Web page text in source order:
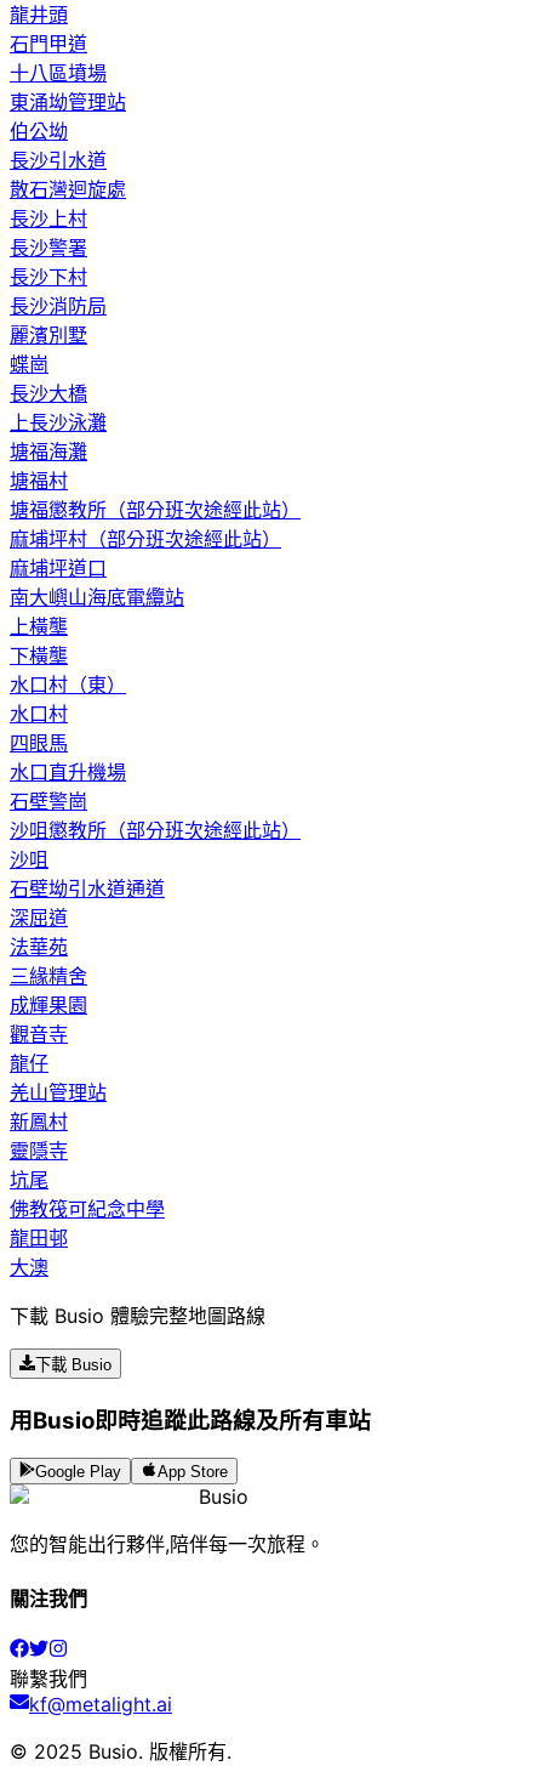
龍井頭
石門甲道
十八區墳場
東涌坳管理站
伯公坳
長沙引水道
散石灣迴旋處
長沙上村
長沙警署
長沙下村
長沙消防局
麗濱別墅
蝶崗
長沙大橋
上長沙泳灘
塘福海灘
塘福村
塘福懲教所（部分班次途經此站）
麻埔坪村（部分班次途經此站）
麻埔坪道口
南大嶼山海底電纜站
上橫壟
下橫壟
水口村（東）
水口村
四眼馬
水口直升機場
石壁警崗
沙咀懲教所（部分班次途經此站）
沙咀
石壁坳引水道通道
深屈道
法華苑
三緣精舍
成輝果園
觀音寺
龍仔
羌山管理站
新鳳村
靈隱寺
坑尾
佛教筏可紀念中學
龍田邨
大澳
下載 Busio 體驗完整地圖路線
下載 Busio
用Busio即時追蹤此路線及所有車站
Google Play App Store
Busio
您的智能出行夥伴,陪伴每一次旅程。
關注我們
聯繫我們
kf@metalight.ai
© 2025 Busio. 版權所有.